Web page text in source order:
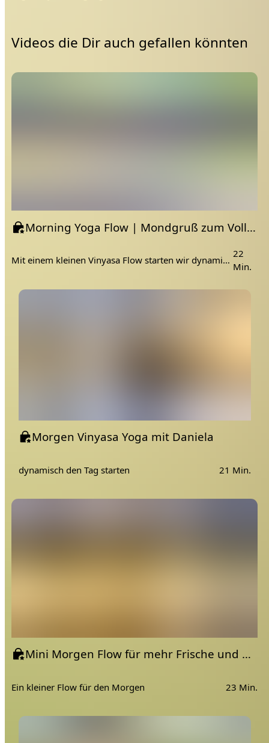
Videos die Dir auch gefallen könnten
Morning Yoga Flow | Mondgruß zum Vollmond | Chiang Mai
Mit einem kleinen Vinyasa Flow starten wir dynamisch in den Tag 🙏.
22
Min.
Morgen Vinyasa Yoga mit Daniela
dynamisch den Tag starten 21 Min.
Mini Morgen Flow für mehr Frische und Wohlbefinden am Morgen | Morgen Yoga Flow
Ein kleiner Flow für den Morgen 23 Min.